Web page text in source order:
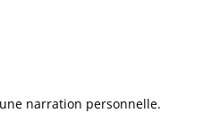
narration personnelle.